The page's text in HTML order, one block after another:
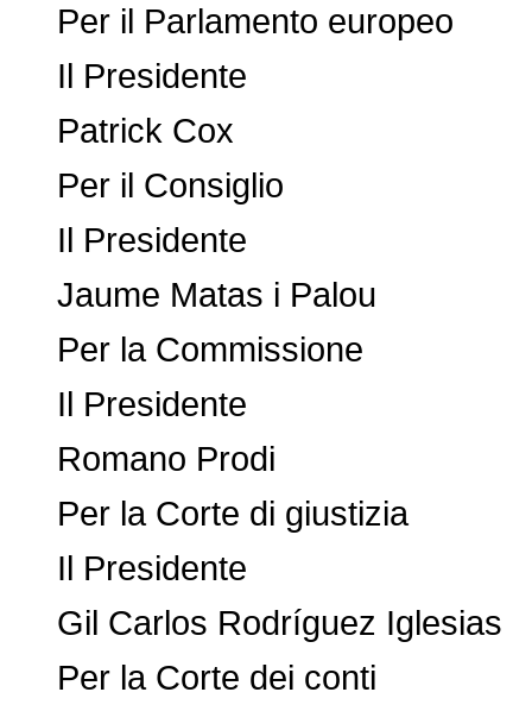
Per il Parlamento europeo
Il Presidente
Patrick Cox
Per il Consiglio
Il Presidente
Jaume Matas i Palou
Per la Commissione
Il Presidente
Romano Prodi
Per la Corte di giustizia
Il Presidente
Gil Carlos Rodríguez Iglesias
Per la Corte dei conti